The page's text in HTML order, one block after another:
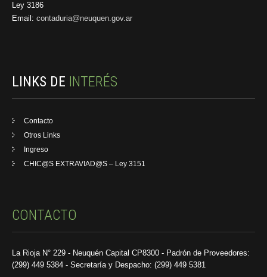
Ley 3186
Email: contaduria@neuquen.gov.ar
LINKS DE INTERÉS
Contacto
Otros Links
Ingreso
CHIC@S EXTRAVIAD@S – Ley 3151
CONTACTO
La Rioja N° 229 - Neuquén Capital CP8300 - Padrón de Proveedores:
(299) 449 5384 - Secretaría y Despacho: (299) 449 5381